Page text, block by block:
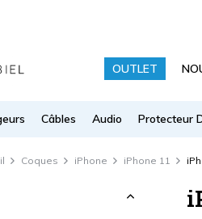
OUTLET
Câbles Audio Protecteur
Coques iPhone iPhone 11